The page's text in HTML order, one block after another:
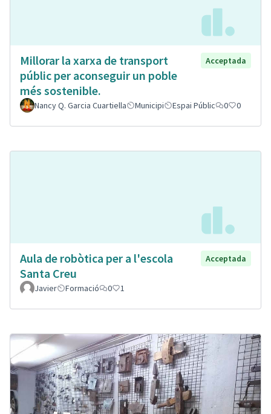
Millorar la xarxa de transport
públic per aconseguir un poble
més sostenible.
Acceptada
Nancy Q. Garcia Cuartiella Municipi Espai Públic 0 0
Aula de robòtica per a l'escola
Santa Creu
Acceptada
Javier Formació 0 1